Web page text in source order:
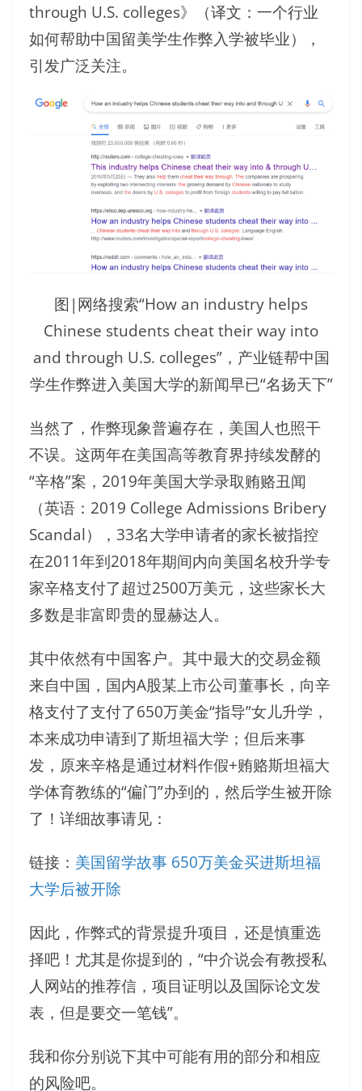
through U.S. colleges》（译文：一个行业
如何帮助中国留美学生作弊入学被毕业），
引发广泛关注。
图|网络搜索“How an industry helps
Chinese students cheat their way into
and through U.S. colleges”，产业链帮中国
学生作弊进入美国大学的新闻早已“名扬天下”
当然了，作弊现象普遍存在，美国人也照干
不误。这两年在美国高等教育界持续发酵的
“辛格”案，2019年美国大学录取贿赂丑闻
（英语：2019 College Admissions Bribery
Scandal），33名大学申请者的家长被指控
在2011年到2018年期间内向美国名校升学专
家辛格支付了超过2500万美元，这些家长大
多数是非富即贵的显赫达人。
其中依然有中国客户。其中最大的交易金额
来自中国，国内A股某上市公司董事长，向辛
格支付了支付了650万美金“指导”女儿升学，
本来成功申请到了斯坦福大学；但后来事
发，原来辛格是通过材料作假+贿赂斯坦福大
学体育教练的“偏门”办到的，然后学生被开除
了！详细故事请见：
链接： 美国留学故事 650万美金买进斯坦福
大学后被开除
因此，作弊式的背景提升项目，还是慎重选
择吧！尤其是你提到的，“中介说会有教授私
人网站的推荐信，项目证明以及国际论文发
表，但是要交一笔钱”。
我和你分别说下其中可能有用的部分和相应
的风险吧。